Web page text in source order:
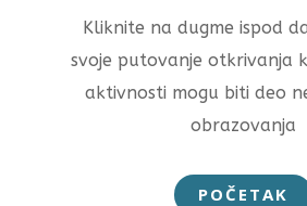
Kliknite na dugme ispod
svoje putovanje otkrivanja
aktivnosti mogu biti deo
obrazovanja
POČETAK